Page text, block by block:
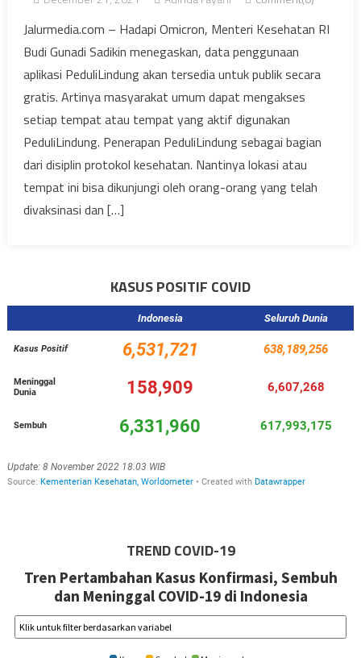
Jalurmedia.com – Hadapi Omicron, Menteri Kesehatan RI
Budi Gunadi Sadikin menegaskan, data penggunaan
aplikasi PeduliLindung akan tersedia untuk publik secara
gratis. Artinya masyarakat umum dapat mengakses
setiap tempat atau tempat yang aktif digunakan
PeduliLindung. Penerapan PeduliLindung sebagai bagian
dari disiplin protokol kesehatan. Nantinya lokasi atau
tempat ini bisa dikunjungi oleh orang-orang yang telah
divaksinasi dan […]
KASUS POSITIF COVID
TREND COVID-19